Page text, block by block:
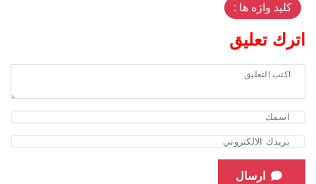
کلید واژه ها :
اترك تعليق
ارسال